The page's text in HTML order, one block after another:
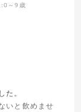
:0～9歳
。
いと飲めませ